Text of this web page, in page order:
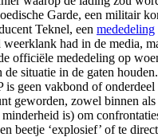
Garde, een militair
Teknel, een mededeling
had in de media,
officiële mededeling op
situatie in de gaten houden.
geen vakbond of onderdeel
geworden, zowel binnen
is) om
beetje ‘explosief’ of te